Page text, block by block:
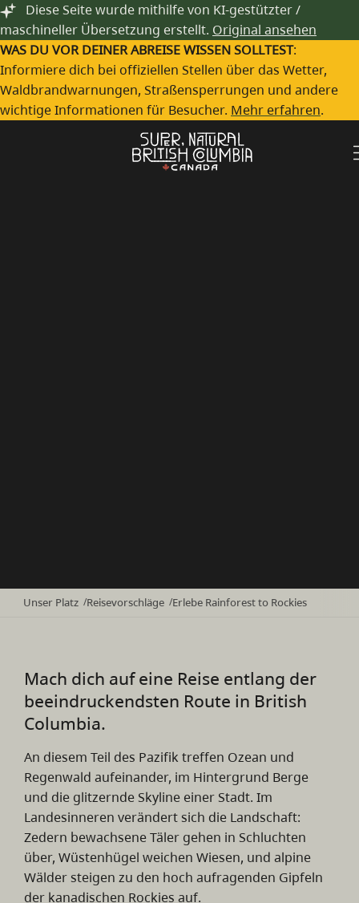
Zum Hauptinhalt springen
Diese Seite wurde mithilfe von KI-gestützter /
maschineller Übersetzung erstellt. Original ansehen
WAS DU VOR DEINER ABREISE WISSEN SOLLTEST:
Informiere dich bei offiziellen Stellen über das Wetter,
Waldbrandwarnungen, Straßensperrungen und andere
wichtige Informationen für Besucher. Mehr erfahren.
Rainforest to Rockies
Erlebe Rainforest to Rockies
Alles, was British Columbia berühmt macht, in einer
unvergesslichen Reise.
Unser Platz /Reisevorschläge /Erlebe Rainforest to Rockies
Mach dich auf eine Reise entlang der
beeindruckendsten Route in British
Columbia.
An diesem Teil des Pazifik treffen Ozean und
Regenwald aufeinander, im Hintergrund Berge
und die glitzernde Skyline einer Stadt. Im
Landesinneren verändert sich die Landschaft:
Zedern bewachsene Täler gehen in Schluchten
über, Wüstenhügel weichen Wiesen, und alpine
Wälder steigen zu den hoch aufragenden Gipfeln
der kanadischen Rockies auf.